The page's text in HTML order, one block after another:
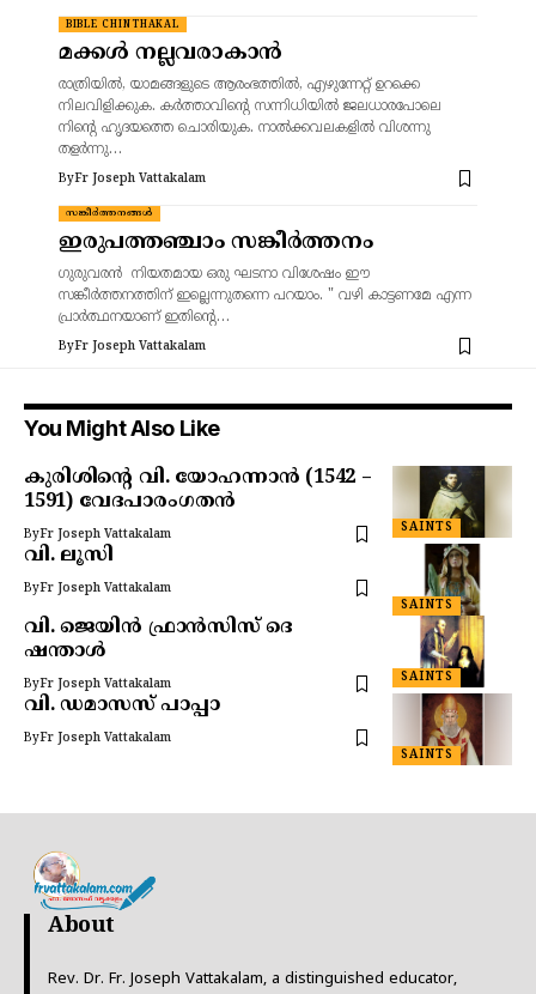
BIBLE CHINTHAKAL
മക്കൾ നല്ലവരാകാൻ
രാത്രിയിൽ, യാമങ്ങളുടെ ആരംഭത്തിൽ, എഴുന്നേറ്റ് ഉറക്കെ
നിലവിളിക്കുക. കർത്താവിന്റെ സന്നിധിയിൽ ജലധാരപോലെ
നിന്റെ ഹൃദയത്തെ ചൊരിയുക. നാൽക്കവലകളിൽ വിശന്നു
തളർന്നു…
ByFr Joseph Vattakalam
സങ്കീർത്തനങ്ങൾ
ഇരുപത്തഞ്ചാം സങ്കീർത്തനം
ഗുരുവരൻ നിയതമായ ഒരു ഘടനാ വിശേഷം ഈ
സങ്കീർത്തനത്തിന് ഇല്ലെന്നുതന്നെ പറയാം. " വഴി കാട്ടണമേ എന്ന
പ്രാർത്ഥനയാണ് ഇതിന്റെ…
ByFr Joseph Vattakalam
You Might Also Like
SAINTS
കുരിശിന്റെ വി. യോഹന്നാൻ (1542 –
1591) വേദപാരംഗതൻ
ByFr Joseph Vattakalam
SAINTS
വി. ലൂസി
ByFr Joseph Vattakalam
SAINTS
വി. ജെയിൻ ഫ്രാൻസിസ് ദെ
ഷന്താൾ
ByFr Joseph Vattakalam
SAINTS
വി. ഡമാസസ് പാപ്പാ
ByFr Joseph Vattakalam
About
Rev. Dr. Fr. Joseph Vattakalam, a distinguished educator,